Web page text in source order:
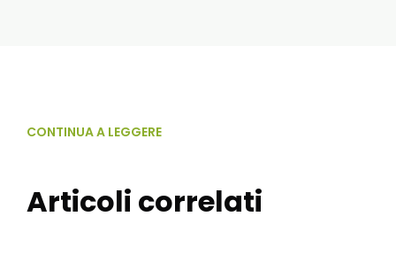
CONTINUA A LEGGERE
Articoli correlati